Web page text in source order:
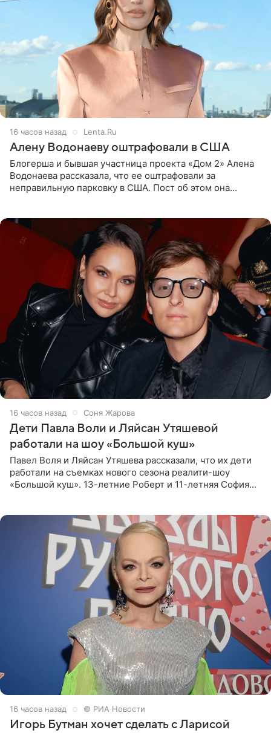
16 часов назад Lenta.Ru
Алену Водонаеву оштрафовали в США
Блогерша и бывшая участница проекта «Дом 2» Алена
Водонаева рассказала, что ее оштрафовали за
неправильную парковку в США. Пост об этом она
16 часов назад Соня Жарова
Дети Павла Воли и Ляйсан Утяшевой
работали на шоу «Большой куш»
Павел Воля и Ляйсан Утяшева рассказали, что их дети
работали на съемках нового сезона реалити-шоу
«Большой куш». 13-летние Роберт и 11-летняя София
16 часов назад © РИА Новости
Игорь Бутман хочет сделать с Ларисой